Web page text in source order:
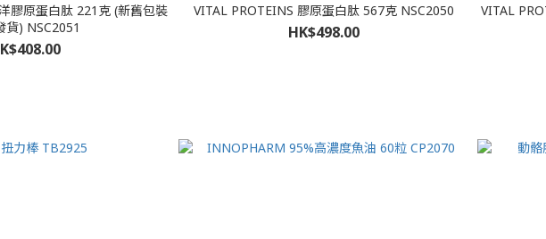
蛋白肽 221克 (新舊包裝
貨) NSC2051
VITAL PROTEINS 膠原蛋白肽 567克 NSC2050
HK$498.00
VITAL